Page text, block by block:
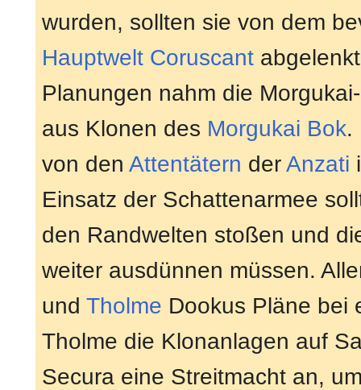
wurden, sollten sie von dem
Hauptwelt Coruscant
Planungen nahm die
aus Klonen des Morgukai Bok.
von den Attentätern derAnzati
Einsatz der Schattenarmee
den Randwelten stoßen und
weiter ausdünnen müssen.
und Tholme Dookus Pläne bei
Tholme die Klonanlagen auf
Secura eine Streitmacht an,